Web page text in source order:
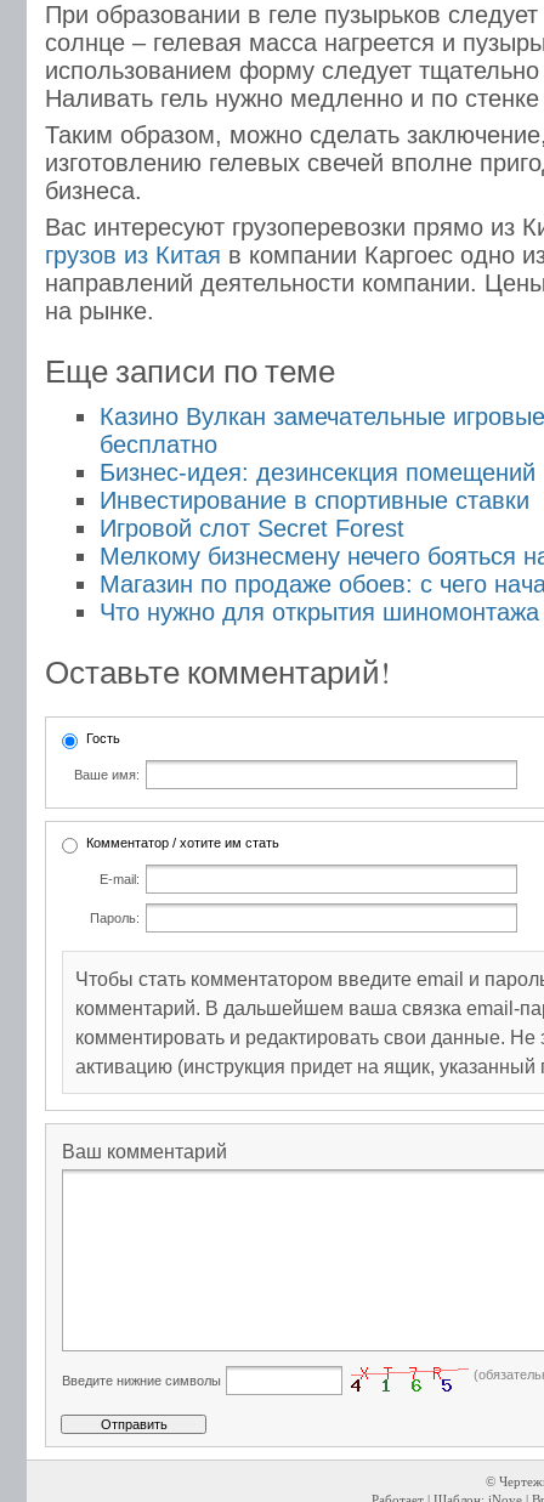
При образовании в геле пузырьков следует
солнце – гелевая масса нагреется и
использованием форму следует тщательно
Наливать гель нужно медленно и по
Таким образом, можно сделать
изготовлению гелевых свечей вполне
бизнеса.
Вас интересуют грузоперевозки прямо из
грузов из Китая в компании Каргоес одно
направлений деятельности компании.
на рынке.
Еще записи по теме
Казино Вулкан замечательные
бесплатно
Бизнес-идея: дезинсекция помещений
Инвестирование в спортивные ставки
Игровой слот Secret Forest
Мелкому бизнесмену нечего бояться
Магазин по продаже обоев: с чего
Что нужно для открытия шиномонтажа
Оставьте комментарий!
Гость
Ваше имя:
Комментатор / хотите им стать
E-mail:
Пароль:
Чтобы стать комментатором введите email и
комментарий. В дальшейшем ваша связка email-
комментировать и редактировать свои данные. Не
активацию (инструкция придет на ящик, указанный
Ваш комментарий
Введите нижние символы
©